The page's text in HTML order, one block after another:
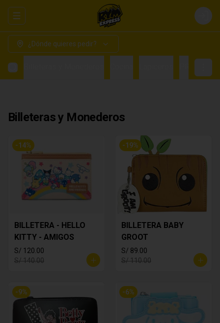
Abrir menu de navegación Login
¿Dónde quieres pedir?
Billeteras y Monederos
-14%
BILLETERA - HELLO
KITTY - AMIGOS
S/ 120.00
S/ 140.00
-19%
BILLETERA BABY
GROOT
S/ 89.00
S/ 110.00
-9% -6%